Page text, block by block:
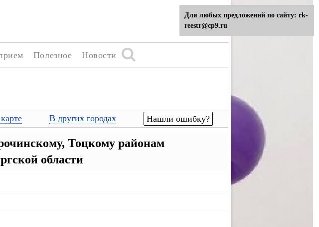
Полезное Новости
В других городах Нашли ошибку?
Тоцкому районам
области
Для любых предложений по сайту: rk-
reestr@cp9.ru